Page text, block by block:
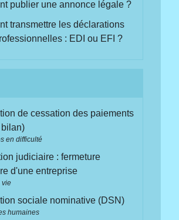
publier une annonce légale ?
transmettre les déclarations
: EDI ou EFI ?
de cessation des paiements
en difficulté
judiciaire : fermeture
d'une entreprise
vie
sociale nominative (DSN)
humaines